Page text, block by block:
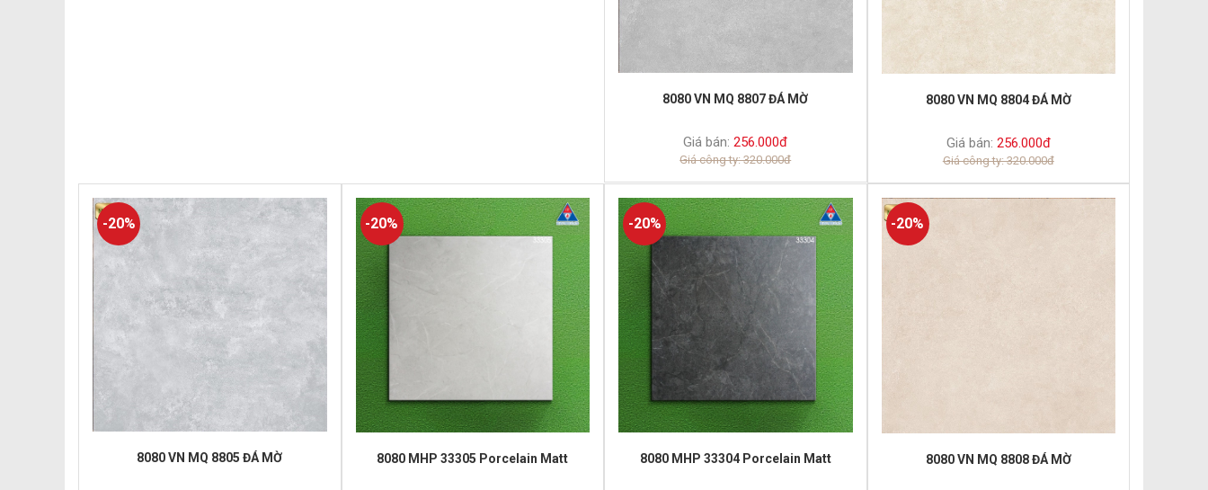
8080 VN MQ 8807 ĐÁ MỜ
Giá bán: 256.000đ
Giá công ty: 320.000đ
8080 VN MQ 8804 ĐÁ MỜ
Giá bán: 256.000đ
Giá công ty: 320.000đ
-20%
8080 VN MQ 8805 ĐÁ MỜ
-20%
8080 MHP 33305 Porcelain Matt
-20%
8080 MHP 33304 Porcelain Matt
-20%
8080 VN MQ 8808 ĐÁ MỜ